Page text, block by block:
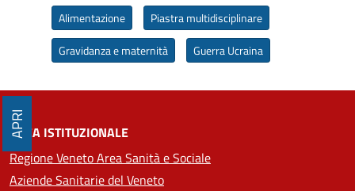
Alimentazione
Piastra multidisciplinare
Gravidanza e maternità
Guerra Ucraina
APRI
AREA ISTITUZIONALE
Regione Veneto Area Sanità e Sociale
Aziende Sanitarie del Veneto